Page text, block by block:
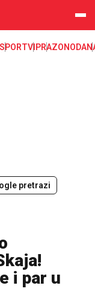
hapšenje, policija,
SPORTVIPRAZONODA
pretrazi
i par u